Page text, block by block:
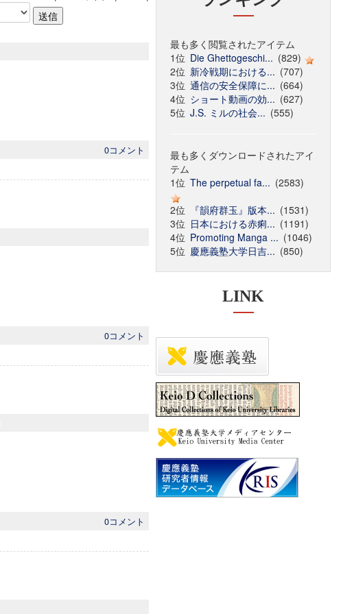
0コメント
0コメント
0コメント
最も多く閲覧されたアイテム
1位 Die Ghettogeschi... (829)
2位 新冷戦期における... (707)
3位 通信の安全保障に... (664)
4位 ショート動画の効... (627)
5位 J.S. ミルの社会... (555)
最も多くダウンロードされたアイ
テム
1位 The perpetual fa... (2583)
2位
『韻府群玉』版本... (1531)
3位 日本における赤痢... (1191)
4位 Promoting Manga ... (1046)
5位 慶應義塾大学日吉... (850)
LINK